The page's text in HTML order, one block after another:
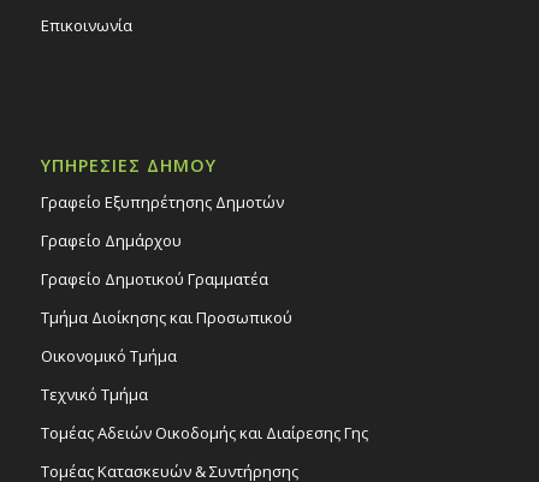
Επικοινωνία
ΥΠΗΡΕΣΙΕΣ ΔΗΜΟΥ
Γραφείο Εξυπηρέτησης Δημοτών
Γραφείο Δημάρχου
Γραφείο Δημοτικού Γραμματέα
Τμήμα Διοίκησης και Προσωπικού
Οικονομικό Τμήμα
Τεχνικό Τμήμα
Τομέας Αδειών Οικοδομής και Διαίρεσης Γης
Τομέας Κατασκευών & Συντήρησης